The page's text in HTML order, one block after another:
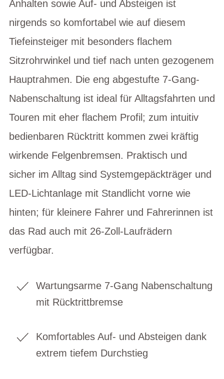
Anhalten sowie Auf- und Absteigen ist
nirgends so komfortabel wie auf diesem
Tiefeinsteiger mit besonders flachem
Sitzrohrwinkel und tief nach unten gezogenem
Hauptrahmen. Die eng abgestufte 7-Gang-
Nabenschaltung ist ideal für Alltagsfahrten und
Touren mit eher flachem Profil; zum intuitiv
bedienbaren Rücktritt kommen zwei kräftig
wirkende Felgenbremsen. Praktisch und
sicher im Alltag sind Systemgepäckträger und
LED-Lichtanlage mit Standlicht vorne wie
hinten; für kleinere Fahrer und Fahrerinnen ist
das Rad auch mit 26-Zoll-Laufrädern
verfügbar.
Wartungsarme 7-Gang Nabenschaltung
mit Rücktrittbremse
Komfortables Auf- und Absteigen dank
extrem tiefem Durchstieg